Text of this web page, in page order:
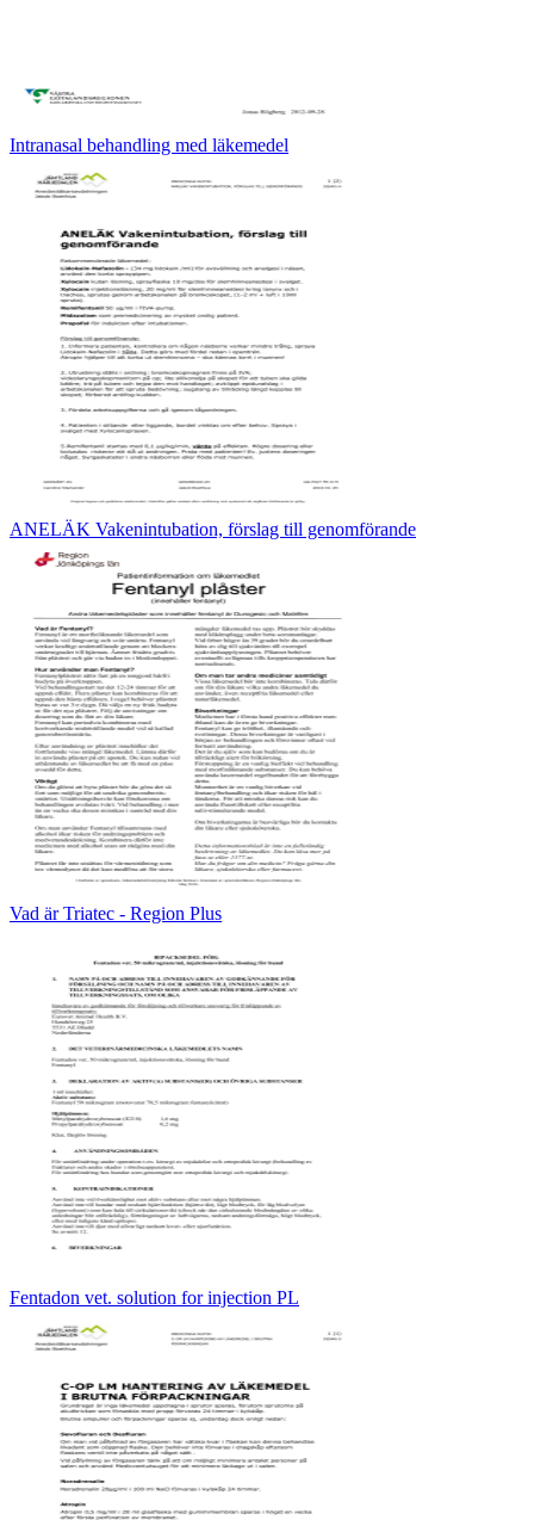
Intranasal behandling med läkemedel
ANELÄK Vakenintubation, förslag till genomförande
Vad är Triatec - Region Plus
Fentadon vet. solution for injection PL